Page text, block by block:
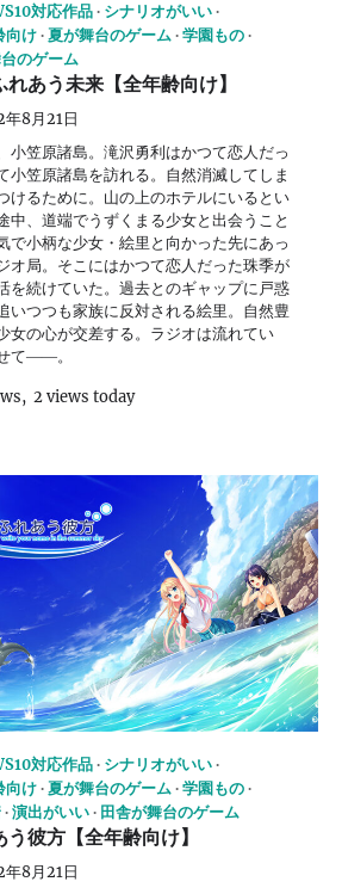
対応作品
シナリオがいい
向け 夏が舞台のゲーム
学園もの
のゲーム
あう未来【全年齢向け】
8月21日
小笠原諸島。滝沢勇利はかつて恋人だっ
小笠原諸島を訪れる。自然消滅してしま
けるために。山の上のホテルにいるとい
中、道端でうずくまる少女と出会うこと
で小柄な少女・絵里と向かった先にあっ
オ局。そこにはかつて恋人だった珠季が
を続けていた。過去とのギャップに戸惑
いつつも家族に反対される絵里。自然豊
女の心が交差する。ラジオは流れてい
て――。
2 views today
対応作品
シナリオがいい
向け 夏が舞台のゲーム 学園もの
演出がいい 田舎が舞台のゲーム
彼方【全年齢向け】
8月21日